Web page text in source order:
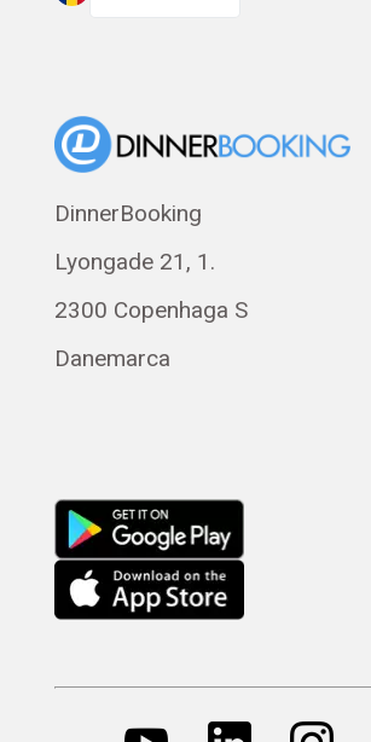
Norsk bokmål
Polski
Svenska
Français
DinnerBooking
Lyongade 21, 1.
2300 Copenhaga S
Danemarca